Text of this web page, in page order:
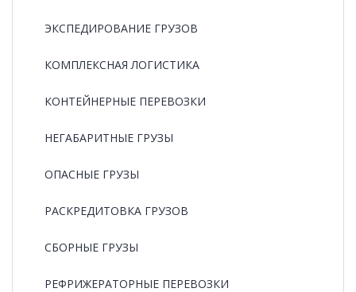
ЭКСПЕДИРОВАНИЕ ГРУЗОВ
КОМПЛЕКСНАЯ ЛОГИСТИКА
КОНТЕЙНЕРНЫЕ ПЕРЕВОЗКИ
НЕГАБАРИТНЫЕ ГРУЗЫ
ОПАСНЫЕ ГРУЗЫ
РАCКРЕДИТОВКА ГРУЗОВ
СБОРНЫЕ ГРУЗЫ
РЕФРИЖЕРАТОРНЫЕ ПЕРЕВОЗКИ